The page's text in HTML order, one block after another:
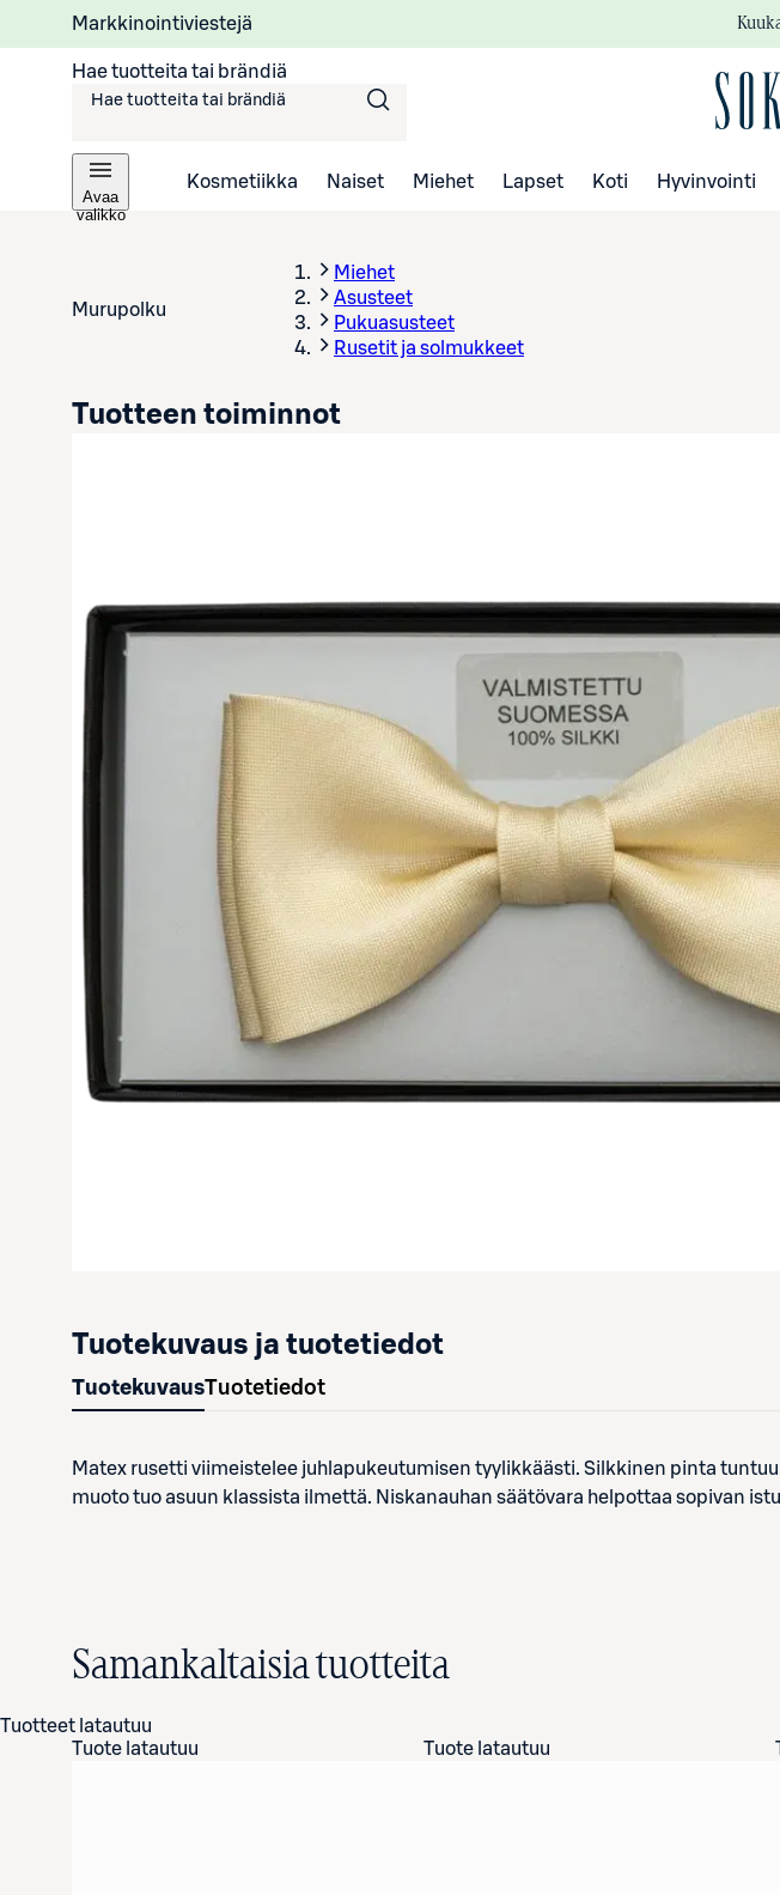
Markkinointiviestejä
Hae tuotteita tai brändiä
Avaa
valikko
Kosmetiikka Naiset Miehet Lapset Koti Hyvinvointi
Murupolku
Miehet
Asusteet
Pukuasusteet
Rusetit ja solmukkeet
Avaa tuotekuva suurennettuna
Tuotteen toiminnot
Tuotekuvaus ja tuotetiedot
TuotekuvausTuotetiedot
Matex rusetti viimeistelee juhlapukeutumisen tyylikkäästi. Silkkinen pinta
muoto tuo asuun klassista ilmettä. Niskanauhan säätövara helpottaa sopivan
Samankaltaisia tuotteita
Tuotteet latautuu
Tuote latautuu
Tuote latautuu